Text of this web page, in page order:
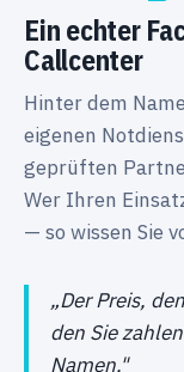
Ein echter
Callcenter
Hinter dem
eigenen
geprüften
Wer Ihren
— so wissen Sie
„Der Preis,
den Sie
Namen."